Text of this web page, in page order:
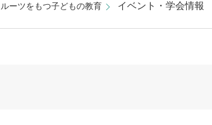
ーツをもつ子どもの教育 イベント・学会情報